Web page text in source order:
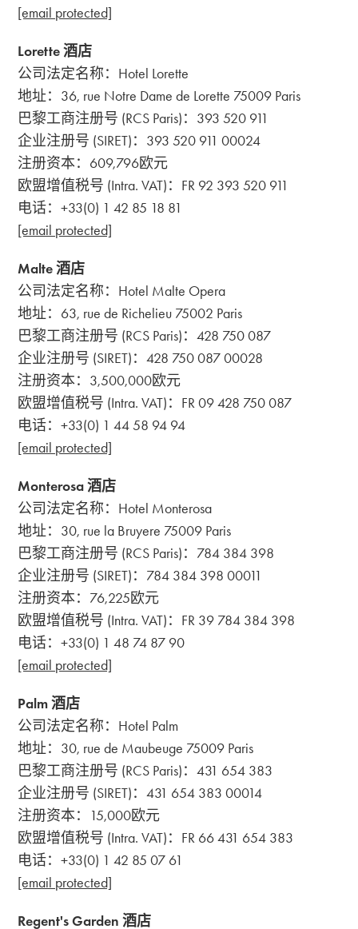
[email protected]
Lorette 酒店
公司法定名称：Hotel Lorette
地址：36, rue Notre Dame de Lorette 75009 Paris
巴黎工商注册号 (RCS Paris)：393 520 911
企业注册号 (SIRET)：393 520 911 00024
注册资本：609,796欧元
欧盟增值税号 (Intra. VAT)：FR 92 393 520 911
电话：+33(0) 1 42 85 18 81
[email protected]
Malte 酒店
公司法定名称：Hotel Malte Opera
地址：63, rue de Richelieu 75002 Paris
巴黎工商注册号 (RCS Paris)：428 750 087
企业注册号 (SIRET)：428 750 087 00028
注册资本：3,500,000欧元
欧盟增值税号 (Intra. VAT)：FR 09 428 750 087
电话：+33(0) 1 44 58 94 94
[email protected]
Monterosa 酒店
公司法定名称：Hotel Monterosa
地址：30, rue la Bruyere 75009 Paris
巴黎工商注册号 (RCS Paris)：784 384 398
企业注册号 (SIRET)：784 384 398 00011
注册资本：76,225欧元
欧盟增值税号 (Intra. VAT)：FR 39 784 384 398
电话：+33(0) 1 48 74 87 90
[email protected]
Palm 酒店
公司法定名称：Hotel Palm
地址：30, rue de Maubeuge 75009 Paris
巴黎工商注册号 (RCS Paris)：431 654 383
企业注册号 (SIRET)：431 654 383 00014
注册资本：15,000欧元
欧盟增值税号 (Intra. VAT)：FR 66 431 654 383
电话：+33(0) 1 42 85 07 61
[email protected]
Regent's Garden 酒店